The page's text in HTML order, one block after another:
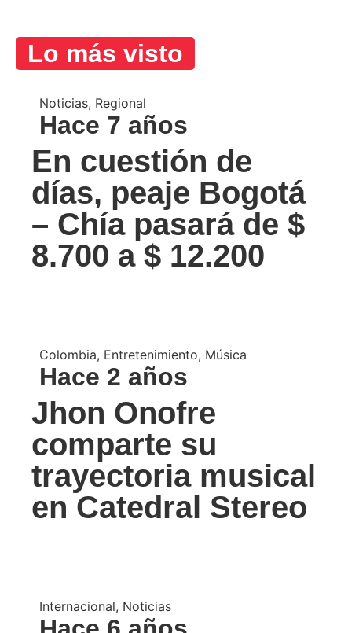
Lo más visto
Noticias, Regional
Hace 7 años
En cuestión de
días, peaje Bogotá
– Chía pasará de $
8.700 a $ 12.200
Colombia, Entretenimiento, Música
Hace 2 años
Jhon Onofre
comparte su
trayectoria musical
en Catedral Stereo
Internacional, Noticias